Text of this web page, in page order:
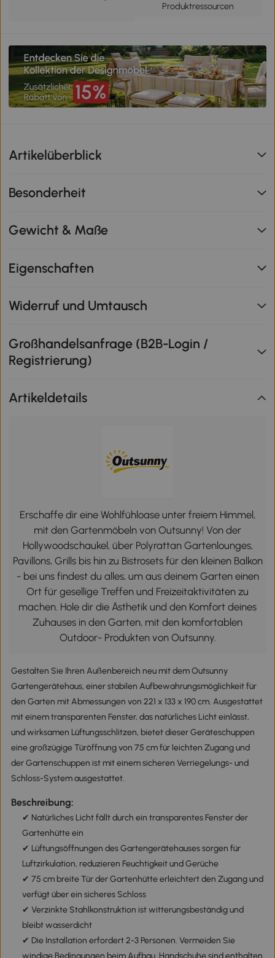
Produktressourcen
Artikelüberblick
Besonderheit
Gewicht & Maße
Eigenschaften
Widerruf und Umtausch
Großhandelsanfrage (B2B-Login /
Registrierung)
Artikeldetails
Erschaffe dir eine Wohlfühloase unter freiem Himmel,
mit den Gartenmöbeln von Outsunny! Von der
Hollywoodschaukel, über Polyrattan Gartenlounges,
Pavillons, Grills bis hin zu Bistrosets für den kleinen Balkon
- bei uns findest du alles, um aus deinem Garten einen
Ort für gesellige Treffen und Freizeitaktivitäten zu
machen. Hole dir die Ästhetik und den Komfort deines
Zuhauses in den Garten, mit den komfortablen
Outdoor- Produkten von Outsunny.
Gestalten Sie Ihren Außenbereich neu mit dem Outsunny
Gartengerätehaus, einer stabilen Aufbewahrungsmöglichkeit für
den Garten mit Abmessungen von 221 x 133 x 190 cm. Ausgestattet
mit einem transparenten Fenster, das natürliches Licht einlässt,
und wirksamen Lüftungsschlitzen, bietet dieser Geräteschuppen
eine großzügige Türöffnung von 75 cm für leichten Zugang und
der Gartenschuppen ist mit einem sicheren Verriegelungs- und
Schloss-System ausgestattet.
Beschreibung:
✔ Natürliches Licht fällt durch ein transparentes Fenster der
Gartenhütte ein
✔ Lüftungsöffnungen des Gartengerätehauses sorgen für
Luftzirkulation, reduzieren Feuchtigkeit und Gerüche
✔ 75 cm breite Tür der Gartenhütte erleichtert den Zugang und
verfügt über ein sicheres Schloss
✔ Verzinkte Stahlkonstruktion ist witterungsbeständig und
bleibt wasserdicht
✔ Die Installation erfordert 2-3 Personen. Vermeiden Sie
windige Bedingungen beim Aufbau. Handschuhe sind enthalten